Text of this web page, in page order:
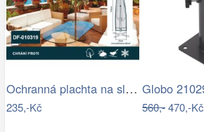
Ochranná plachta na slunečník 200-300 cm
235,-Kč 560,-470,-Kč